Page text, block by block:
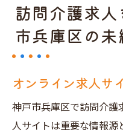
訪問介護求
市兵庫区の
オンライン求人サ
神戸市兵庫区で訪問介護
人サイトは重要な情報源